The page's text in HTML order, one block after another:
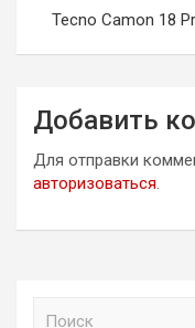
Tecno Camon 18
Добавить
Для отправки
авторизоваться.